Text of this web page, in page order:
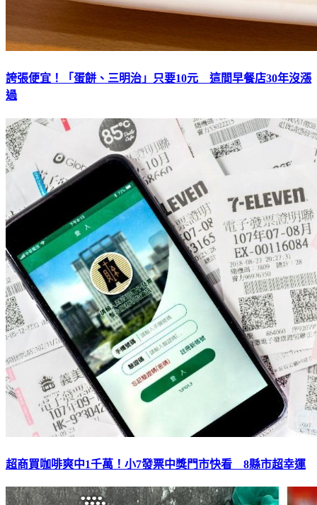
誇張便宜！「蛋餅、三明治」只要10元 這間早餐店30年沒漲
過
超商買咖啡爽中1千萬！小7發票中獎門市快看 8縣市超幸運